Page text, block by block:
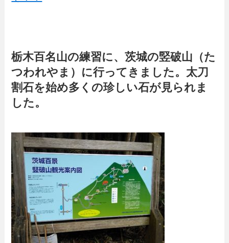
栃木百名山の練習に、茨城の竪破山（た
つわれやま）に行ってきました。太刀
割石を始め多くの珍しい石が見られま
した。